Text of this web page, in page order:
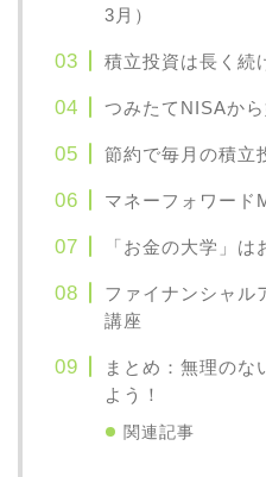
3月）
積立投資は長く続
つみたてNISAか
節約で毎月の積立
マネーフォワード
「お金の大学」は
ファイナンシャル
講座
まとめ：無理のな
よう！
関連記事